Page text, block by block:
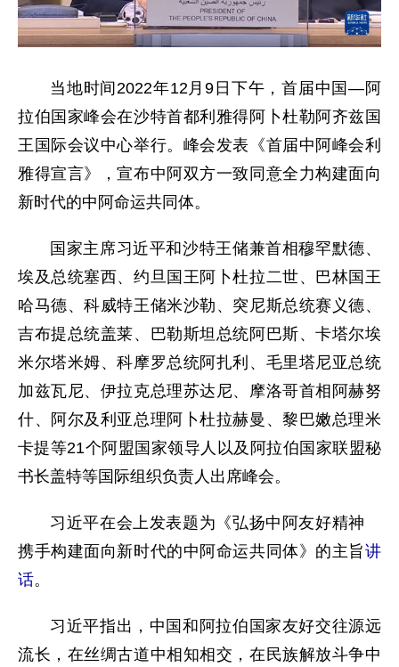
当地时间2022年12月9日下午，首届中国—阿
拉伯国家峰会在沙特首都利雅得阿卜杜勒阿齐兹国
王国际会议中心举行。峰会发表《首届中阿峰会利
雅得宣言》，宣布中阿双方一致同意全力构建面向
新时代的中阿命运共同体。
国家主席习近平和沙特王储兼首相穆罕默德、
埃及总统塞西、约旦国王阿卜杜拉二世、巴林国王
哈马德、科威特王储米沙勒、突尼斯总统赛义德、
吉布提总统盖莱、巴勒斯坦总统阿巴斯、卡塔尔埃
米尔塔米姆、科摩罗总统阿扎利、毛里塔尼亚总统
加兹瓦尼、伊拉克总理苏达尼、摩洛哥首相阿赫努
什、阿尔及利亚总理阿卜杜拉赫曼、黎巴嫩总理米
卡提等21个阿盟国家领导人以及阿拉伯国家联盟秘
书长盖特等国际组织负责人出席峰会。
习近平在会上发表题为《弘扬中阿友好精神
携手构建面向新时代的中阿命运共同体》的主旨讲
话。
习近平指出，中国和阿拉伯国家友好交往源远
流长，在丝绸古道中相知相交，在民族解放斗争中